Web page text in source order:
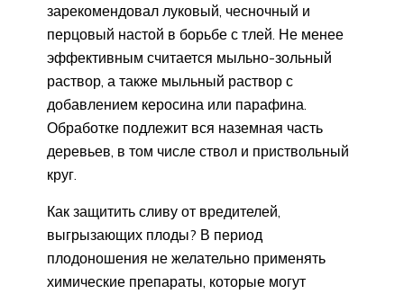
зарекомендовал луковый, чесночный и
перцовый настой в борьбе с тлей. Не менее
эффективным считается мыльно-зольный
раствор, а также мыльный раствор с
добавлением керосина или парафина.
Обработке подлежит вся наземная часть
деревьев, в том числе ствол и приствольный
круг.
Как защитить сливу от вредителей,
выгрызающих плоды? В период
плодоношения не желательно применять
химические препараты, которые могут